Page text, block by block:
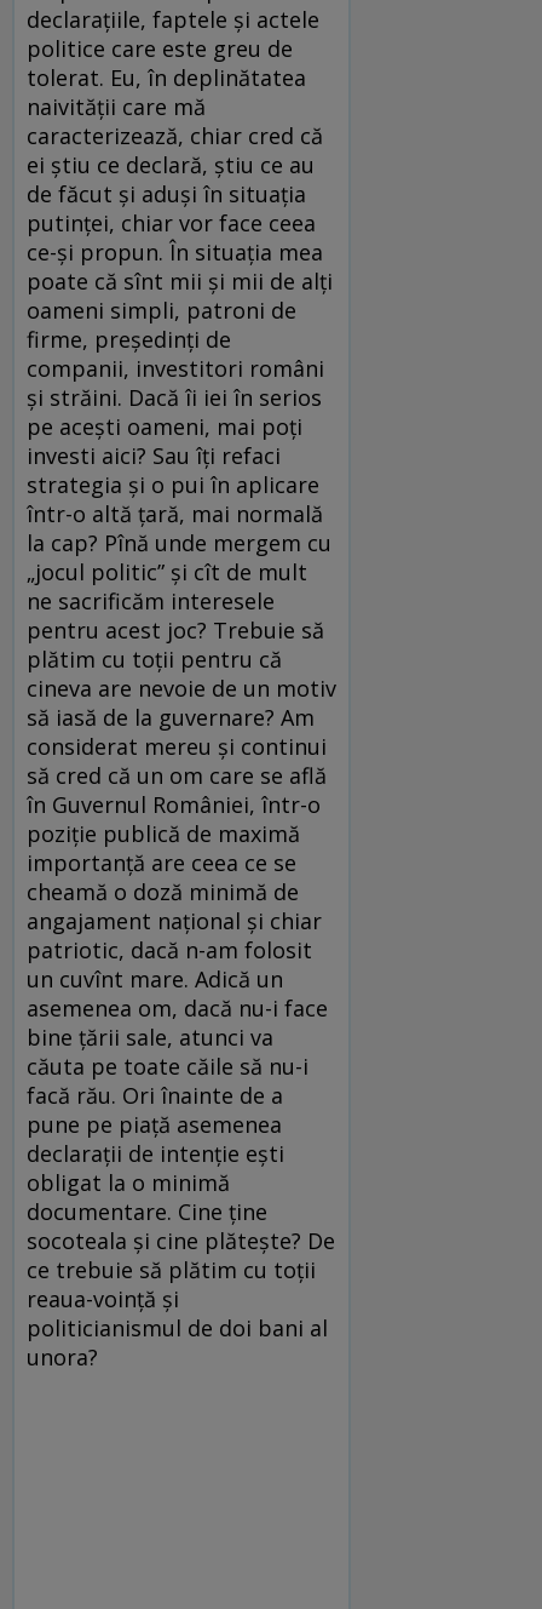
declaraţiile, faptele şi actele
politice care este greu de
tolerat. Eu, în deplinătatea
naivităţii care mă
caracterizează, chiar cred că
ei ştiu ce declară, ştiu ce au
de făcut şi aduşi în situaţia
putinţei, chiar vor face ceea
ce-şi propun. În situaţia mea
poate că sînt mii şi mii de alţi
oameni simpli, patroni de
firme, preşedinţi de
companii, investitori români
şi străini. Dacă îi iei în serios
pe aceşti oameni, mai poţi
investi aici? Sau îţi refaci
strategia şi o pui în aplicare
într-o altă ţară, mai normală
la cap? Pînă unde mergem cu
„jocul politic” şi cît de mult
ne sacrificăm interesele
pentru acest joc? Trebuie să
plătim cu toţii pentru că
cineva are nevoie de un motiv
să iasă de la guvernare? Am
considerat mereu şi continui
să cred că un om care se află
în Guvernul României, într-o
poziţie publică de maximă
importanţă are ceea ce se
cheamă o doză minimă de
angajament naţional şi chiar
patriotic, dacă n-am folosit
un cuvînt mare. Adică un
asemenea om, dacă nu-i face
bine ţării sale, atunci va
căuta pe toate căile să nu-i
facă rău. Ori înainte de a
pune pe piaţă asemenea
declaraţii de intenţie eşti
obligat la o minimă
documentare. Cine ţine
socoteala şi cine plăteşte? De
ce trebuie să plătim cu toţii
reaua-voinţă şi
politicianismul de doi bani al
unora?